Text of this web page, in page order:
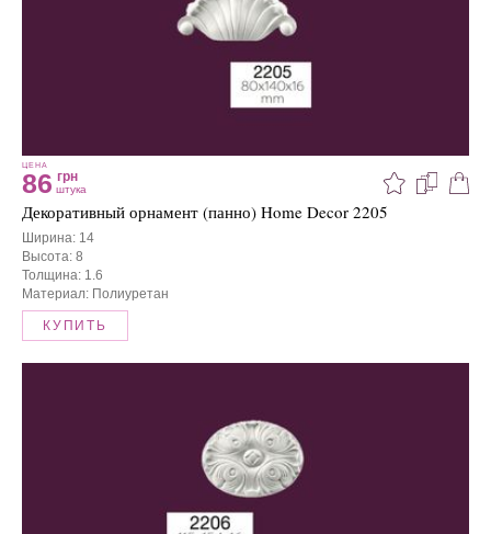
ЦЕНА
86 грн
штука
Декоративный орнамент (панно) Home Decor 2205
Ширина: 14
Высота: 8
Толщина: 1.6
Материал: Полиуретан
КУПИТЬ